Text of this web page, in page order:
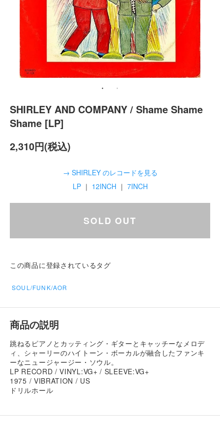
SHIRLEY AND COMPANY / Shame Shame
Shame [LP]
2,310円(税込)
→ SHIRLEY のレコードを見る
LP｜ 12INCH ｜ 7INCH
SOLD OUT
この商品に登録されているタグ
SOUL/FUNK/AOR
商品の説明
跳ねるピアノとカッティング・ギターとキャッチーなメロデ
ィ、シャーリーのハイトーン・ボーカルが融合したファンキ
ーなニュージャージー・ソウル。
LP RECORD / VINYL:VG+ / SLEEVE:VG+
1975 / VIBRATION / US
ドリルホール